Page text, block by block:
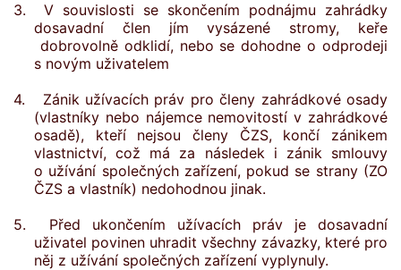
3.
V souvislosti se skončením podnájmu zahrádky
dosavadní člen jím vysázené stromy, keře
dobrovolně odklidí, nebo se dohodne o odprodeji
s novým uživatelem
4. Zánik užívacích práv pro členy zahrádkové osady
(vlastníky nebo nájemce nemovitostí v zahrádkové
osadě), kteří nejsou členy ČZS, končí zánikem
vlastnictví, což má za následek i zánik smlouvy
o užívání společných zařízení, pokud se strany (ZO
ČZS a vlastník) nedohodnou jinak.
5. Před ukončením užívacích práv je dosavadní
uživatel povinen uhradit všechny závazky, které pro
něj z užívání společných zařízení vyplynuly.